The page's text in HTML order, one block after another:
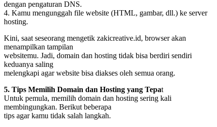
dengan pengaturan DNS.
4. Kamu mengunggah file website (HTML, gambar, dll.) ke server
hosting.
Kini, saat seseorang mengetik zakicreative.id, browser akan
menampilkan tampilan
websitemu. Jadi, domain dan hosting tidak bisa berdiri sendiri
keduanya saling
melengkapi agar website bisa diakses oleh semua orang.
5. Tips Memilih Domain dan Hosting yang Tepat
Untuk pemula, memilih domain dan hosting sering kali
membingungkan. Berikut beberapa
tips agar kamu tidak salah langkah.